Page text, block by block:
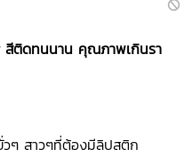
สีติดทนนาน คุณภาพเกินรา
ๆ สาวๆที่ต้องมีลิปสติก